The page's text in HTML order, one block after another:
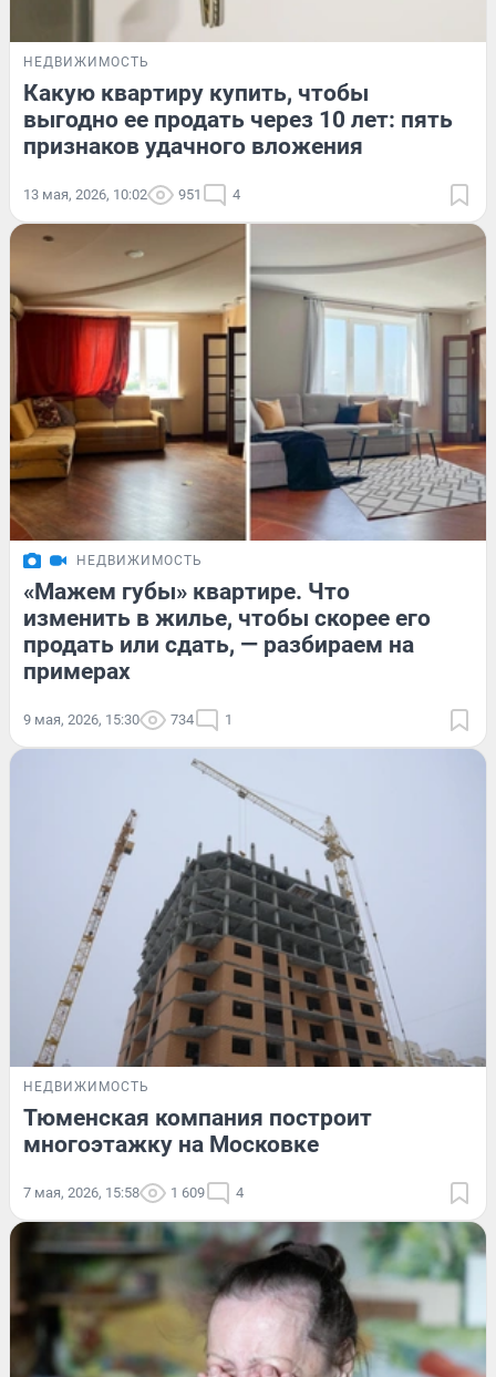
НЕДВИЖИМОСТЬ
Какую квартиру купить, чтобы
выгодно ее продать через 10 лет: пять
признаков удачного вложения
13 мая, 2026, 10:02 951 4
НЕДВИЖИМОСТЬ
«Мажем губы» квартире. Что
изменить в жилье, чтобы скорее его
продать или сдать, — разбираем на
примерах
9 мая, 2026, 15:30 734 1
НЕДВИЖИМОСТЬ
Тюменская компания построит
многоэтажку на Московке
7 мая, 2026, 15:58 1 609 4